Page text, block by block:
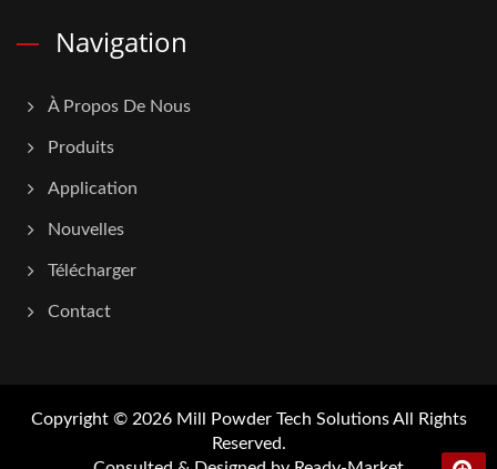
Navigation
À Propos De Nous
Produits
Application
Nouvelles
Télécharger
Contact
Copyright © 2026 Mill Powder Tech SolutionsAll Rights
Reserved.